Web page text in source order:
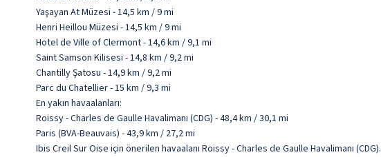
Yaşayan At Müzesi - 14,5 km / 9 mi
Henri Heillou Müzesi - 14,5 km / 9 mi
Hotel de Ville of Clermont - 14,6 km / 9,1 mi
Saint Samson Kilisesi - 14,8 km / 9,2 mi
Chantilly Şatosu - 14,9 km / 9,2 mi
Parc du Chatellier - 15 km / 9,3 mi
En yakın havaalanları:
Roissy - Charles de Gaulle Havalimanı (CDG) - 48,4 km / 30,1 mi
Paris (BVA-Beauvais) - 43,9 km / 27,2 mi
Ibis Creil Sur Oise için önerilen havaalanı Roissy - Charles de Gaulle Havalimanı (CDG).